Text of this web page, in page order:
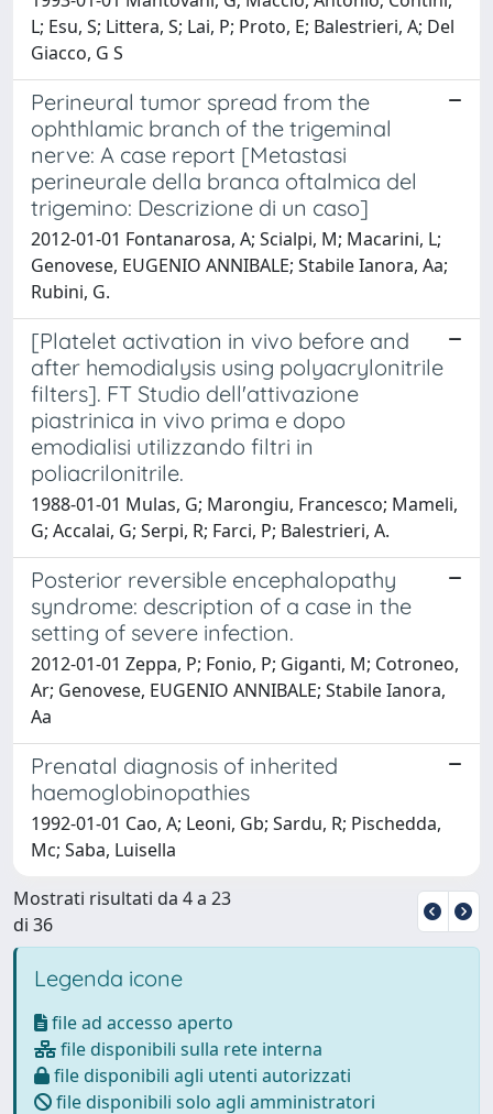
L; Esu, S; Littera, S; Lai, P; Proto, E; Balestrieri, A; Del
Giacco, G S
Perineural tumor spread from the
ophthlamic branch of the trigeminal
nerve: A case report [Metastasi
perineurale della branca oftalmica del
trigemino: Descrizione di un caso]
2012-01-01 Fontanarosa, A; Scialpi, M; Macarini, L;
Genovese, EUGENIO ANNIBALE; Stabile Ianora, Aa;
Rubini, G.
[Platelet activation in vivo before and
after hemodialysis using polyacrylonitrile
filters]. FT Studio dell'attivazione
piastrinica in vivo prima e dopo
emodialisi utilizzando filtri in
poliacrilonitrile.
1988-01-01 Mulas, G; Marongiu, Francesco; Mameli,
G; Accalai, G; Serpi, R; Farci, P; Balestrieri, A.
Posterior reversible encephalopathy
syndrome: description of a case in the
setting of severe infection.
2012-01-01 Zeppa, P; Fonio, P; Giganti, M; Cotroneo,
Ar; Genovese, EUGENIO ANNIBALE; Stabile Ianora,
Aa
Prenatal diagnosis of inherited
haemoglobinopathies
1992-01-01 Cao, A; Leoni, Gb; Sardu, R; Pischedda,
Mc; Saba, Luisella
Mostrati risultati da 4 a 23
di 36
Legenda icone
file ad accesso aperto
file disponibili sulla rete interna
file disponibili agli utenti autorizzati
file disponibili solo agli amministratori